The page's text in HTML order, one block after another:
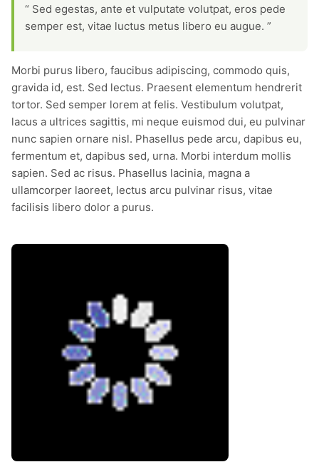
“ Sed egestas, ante et vulputate volutpat, eros pede
semper est, vitae luctus metus libero eu augue. ”
Morbi purus libero, faucibus adipiscing, commodo quis,
gravida id, est. Sed lectus. Praesent elementum hendrerit
tortor. Sed semper lorem at felis. Vestibulum volutpat,
lacus a ultrices sagittis, mi neque euismod dui, eu pulvinar
nunc sapien ornare nisl. Phasellus pede arcu, dapibus eu,
fermentum et, dapibus sed, urna. Morbi interdum mollis
sapien. Sed ac risus. Phasellus lacinia, magna a
ullamcorper laoreet, lectus arcu pulvinar risus, vitae
facilisis libero dolor a purus.